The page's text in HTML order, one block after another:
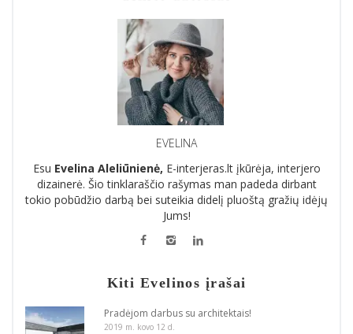
EVELINA
Esu Evelina Aleliūnienė, E-interjeras.lt įkūrėja, interjero
dizainerė. Šio tinklaraščio rašymas man padeda dirbant
tokio pobūdžio darbą bei suteikia didelį pluoštą gražių idėjų
Jums!
Kiti Evelinos įrašai
Pradėjom darbus su architektais!
2019 m. kovo 12 d.